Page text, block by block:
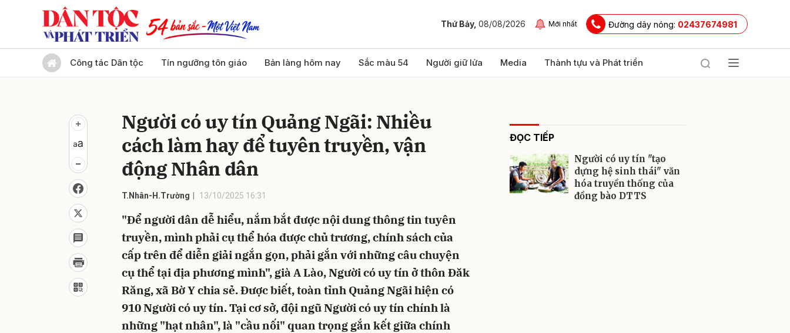
Thứ Bảy, 08/08/2026 Mới nhất Đường dây nóng: 02437674981
Công tác Dân tộc Tín ngưỡng tôn giáo Bản làng hôm nay Sắc màu 54 Người giữ lửa Media Thành tựu và Phát triển
Người có uy tín Quảng Ngãi: Nhiều
cách làm hay để tuyên truyền, vận
động Nhân dân
T.Nhân-H.Trường 13/10/2025 16:31
"Để người dân dễ hiểu, nắm bắt được nội dung thông tin tuyên
truyền, mình phải cụ thể hóa được chủ trương, chính sách của
cấp trên để diễn giải ngắn gọn, phải gắn với những câu chuyện
cụ thể tại địa phương mình", già A Lào, Người có uy tín ở thôn Đăk
Răng, xã Bờ Y chia sẻ. Được biết, toàn tỉnh Quảng Ngãi hiện có
910 Người có uy tín. Tại cơ sở, đội ngũ Người có uy tín chính là
những "hạt nhân", là "cầu nối" quan trọng gắn kết giữa chính
ĐỌC TIẾP
Người có uy tín "tạo
dựng hệ sinh thái" văn
hóa truyền thống của
đồng bào DTTS
Gửi bình luận
Gửi